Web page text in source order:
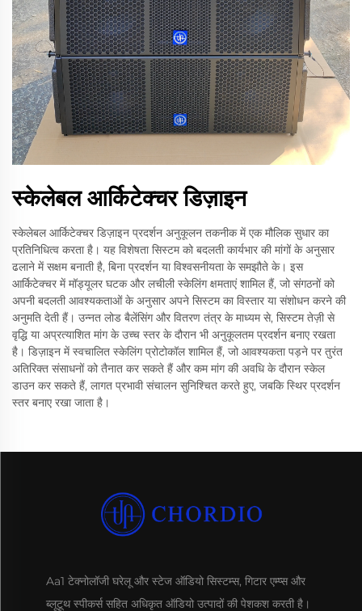
स्केलेबल आर्किटेक्चर डिज़ाइन
स्केलेबल आर्किटेक्चर डिज़ाइन प्रदर्शन अनुकूलन तकनीक में एक मौलिक सुधार का
प्रतिनिधित्व करता है। यह विशेषता सिस्टम को बदलती कार्यभार की मांगों के अनुसार
ढलाने में सक्षम बनाती है, बिना प्रदर्शन या विश्वसनीयता के समझौते के। इस
आर्किटेक्चर में मॉड्यूलर घटक और लचीली स्केलिंग क्षमताएं शामिल हैं, जो संगठनों को
अपनी बदलती आवश्यकताओं के अनुसार अपने सिस्टम का विस्तार या संशोधन करने की
अनुमति देती हैं। उन्नत लोड बैलेंसिंग और वितरण तंत्र के माध्यम से, सिस्टम तेज़ी से
वृद्धि या अप्रत्याशित मांग के उच्च स्तर के दौरान भी अनुकूलतम प्रदर्शन बनाए रखता
है। डिज़ाइन में स्वचालित स्केलिंग प्रोटोकॉल शामिल हैं, जो आवश्यकता पड़ने पर तुरंत
अतिरिक्त संसाधनों को तैनात कर सकते हैं और कम मांग की अवधि के दौरान स्केल
डाउन कर सकते हैं, लागत प्रभावी संचालन सुनिश्चित करते हुए, जबकि स्थिर प्रदर्शन
स्तर बनाए रखा जाता है।
Aa1 टेक्नोलॉजी घरेलू और स्टेज ऑडियो सिस्टम्स, गिटार एम्प्स और
ब्लूटूथ स्पीकर्स सहित अधिकृत ऑडियो उत्पादों की पेशकश करती है।